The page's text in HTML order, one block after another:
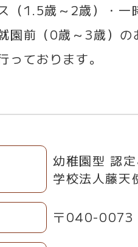
（1.5歳～2歳）・一
園前（0歳～3歳）
っております。
幼稚園型 認
学校法人藤天
〒040-0073